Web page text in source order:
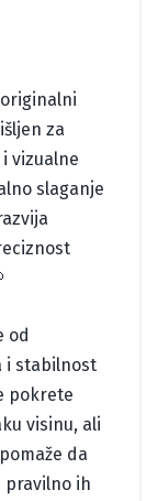
za
vizualne
slaganje
od
i stabilnost
pokrete
visinu, ali
da
pravilno ih